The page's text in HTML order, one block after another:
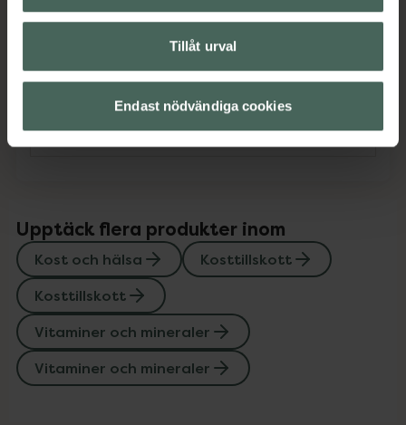
Tillåt urval
Endast nödvändiga cookies
Omdömen Visa
Innehåll Visa
Instruktioner Visa
Upptäck flera produkter inom
Kost och hälsa
Kosttillskott
Kosttillskott
Vitaminer och mineraler
Vitaminer och mineraler